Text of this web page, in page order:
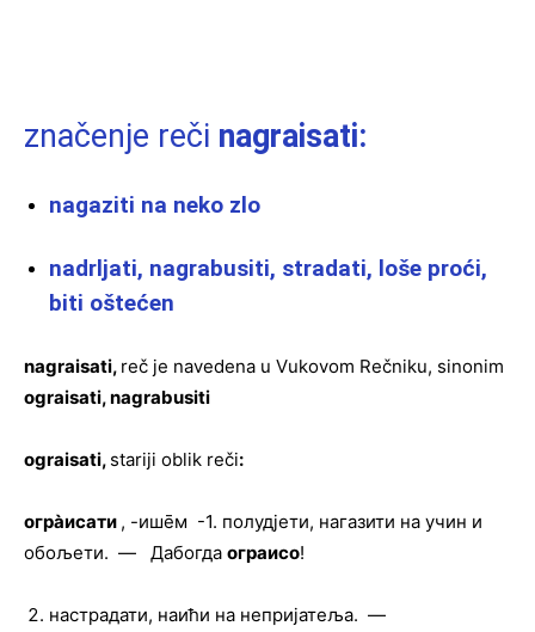
značenje reči nagraisati:
nagaziti na neko zlo
nadrljati, nagrabusiti, stradati, loše proći,
biti oštećen
nagraisati, reč je navedena u Vukovom Rečniku, sinonim
ograisati, nagrabusiti
ograisati, stariji oblik reči:
огра̀исати , -ише̄м -1. полудјети, нагазити на учин и
обољети. — Дабогда ограисо!
настрадати, наићи на непријатеља. —